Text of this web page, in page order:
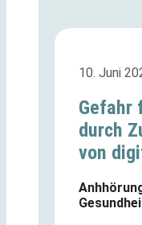
10. Juni
Gefahr
durch
von